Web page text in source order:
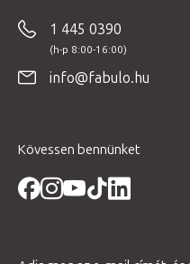
1 445 0390
info@fabulo.hu
Kövessen bennünket